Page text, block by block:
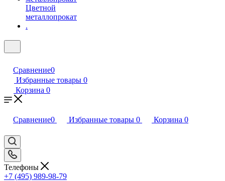
Цветной
металлопрокат
.
Сравнение0
Избранные товары 0
Корзина 0
Сравнение0 Избранные товары 0 Корзина 0
Телефоны
+7 (495) 989-98-79